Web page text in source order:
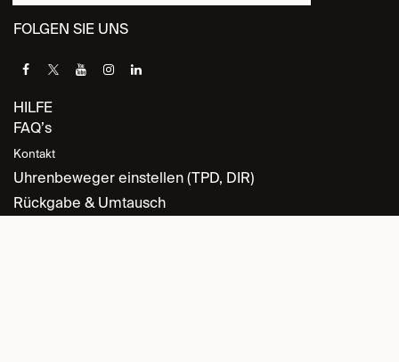
FOLGEN SIE UNS
HILFE
FAQ’s
Kontakt
Uhrenbeweger einstellen (TPD, DIR)
Rückgabe & Umtausch